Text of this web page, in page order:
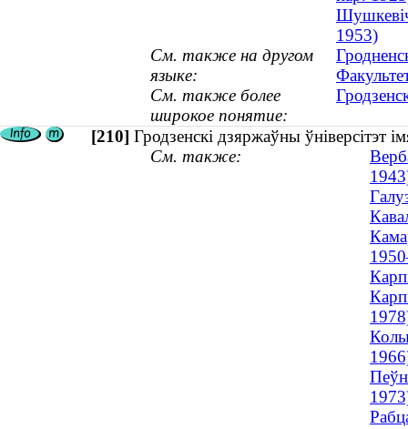
1953)
См. также на другом
языке:
См. также более
широкое понятие:
[210] Гродзенскі дзяржаўны ўніверсітэт
См. также: